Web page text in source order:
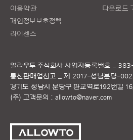
이용약관
개인정보보호정책
라이센스
다운로드
얼라우투 주식회사 사업자등록번호 _
통신판매업신고 _ 제 2017-성남분당-
경기도 성남시 분당구 판교역로192번길
(주) 고객문의 : allowto@naver.com